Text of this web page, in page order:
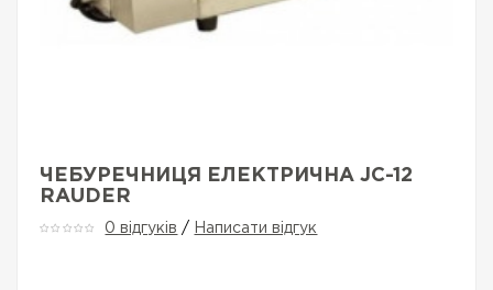
ЧЕБУРЕЧНИЦЯ ЕЛЕКТРИЧНА JC-12
RAUDER
0 відгуків / Написати відгук